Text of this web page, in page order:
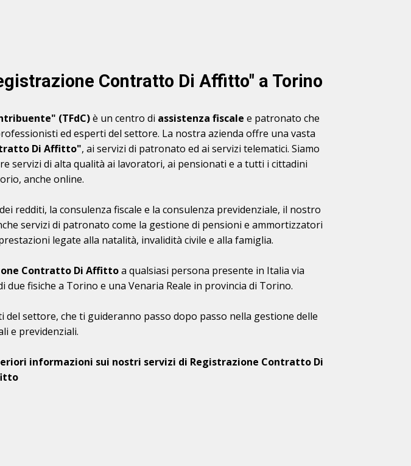
Contratto Di Affitto" a Torino
(TFdC)è un centro di assistenza fiscale e patronato che
ed esperti del settore. La nostra azienda offre una vasta
Di Affitto", ai servizi di patronato ed ai servizi telematici. Siamo
servizi di alta qualità ai lavoratori, ai pensionati e a tutti i cittadini
anche online.
redditi, la consulenza fiscale e la consulenza previdenziale, il nostro
servizi di patronato come la gestione di pensioni e ammortizzatori
legate alla natalità, invalidità civile e alla famiglia.
Contratto Di Affittoa qualsiasi persona presente in Italia via
fisiche a Torino e una Venaria Reale in provincia di Torino.
settore, che ti guideranno passo dopo passo nella gestione delle
e previdenziali.
informazioni sui nostri servizi di Registrazione Contratto Di